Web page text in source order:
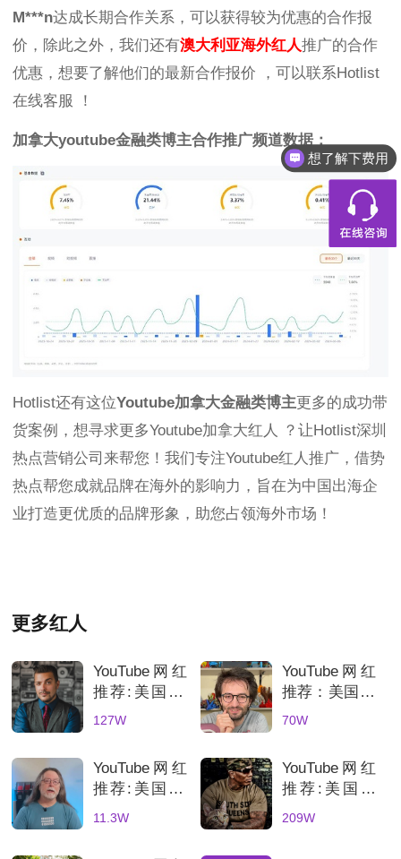
M***n达成长期合作关系，可以获得较为优惠的合作报
价，除此之外，我们还有澳大利亚海外红人推广的合作
优惠，想要了解他们的最新合作报价 ，可以联系Hotlist
在线客服 ！
加拿大youtube金融类博主合作推广频道数据：
Hotlist还有这位Youtube加拿大金融类博主更多的成功带
货案例，想寻求更多Youtube加拿大红人 ？让Hotlist深圳
热点营销公司来帮您！我们专注Youtube红人推广，借势
热点帮您成就品牌在海外的影响力，旨在为中国出海企
业打造更优质的品牌形象，助您占领海外市场！
更多红人
YouTube网红
推荐:美国3C
科技数码测评
127W
YouTube网红
推荐：美国70
万粉丝3D打
评测账号解析
70W
YouTube网红
推荐:美国3D
打印机深度测
11.3W
YouTube网红
推荐:美国科
技网红高互动
209W
想了解下费用